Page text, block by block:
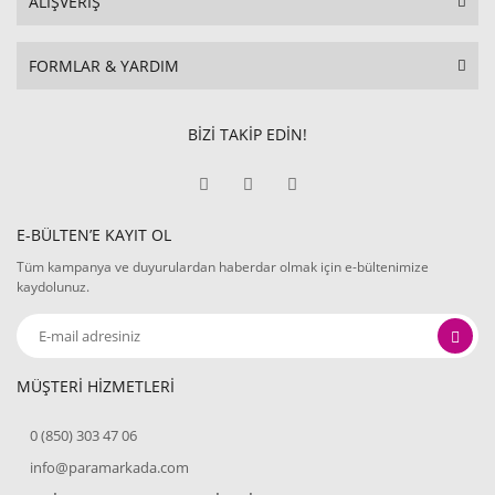
FORMLAR & YARDIM
BİZİ TAKİP EDİN!
E-BÜLTEN’E KAYIT OL
Tüm kampanya ve duyurulardan haberdar olmak için e-bültenimize
kaydolunuz.
MÜŞTERİ HİZMETLERİ
0 (850) 303 47 06
info@paramarkada.com